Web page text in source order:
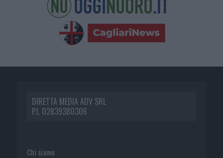
DIRETTA MEDIA ADV SRL
P.I. 02839380306
Chi siamo